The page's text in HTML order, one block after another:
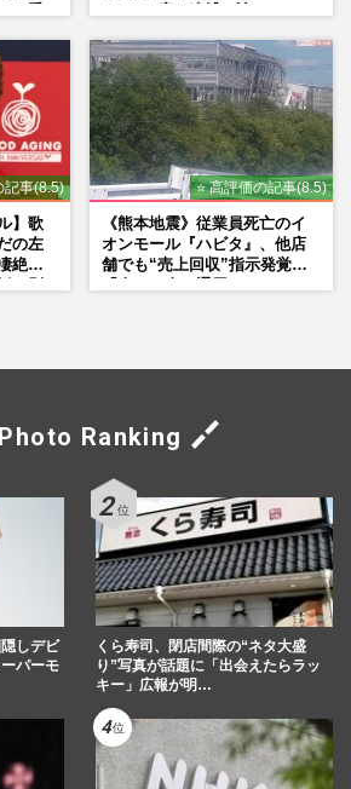
記事(8.5)
】歌
の左
絶半
⭐ 高評価の記事(8.5)
《熊本地震》従業員死亡のイ
オンモール『ハビタ』、他店
舗でも“売上回収”指示発覚で
Photo Ranking
しデビ
パーモ
くら寿司、閉店間際の“ネタ大盛
り”写真が話題に「出会えたらラッ
キー」広報が明…